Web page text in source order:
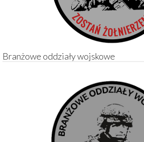
Branżowe oddziały wojskowe